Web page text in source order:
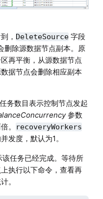
， DeleteSource字段
删除源数据节点副本。原
再平衡，从源数据节点
据节点会删除相应副本
务数目表示控制节点发起
参数
。
recoveryWorkers
发度，默认为1。
任务已经完成。等待所
执行以下命令，查看再
。